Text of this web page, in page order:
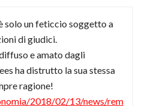
solo un feticcio soggetto a
di giudici.
e amato dagli
ha distrutto la sua stessa
ragione!
2018/02/13/news/rem